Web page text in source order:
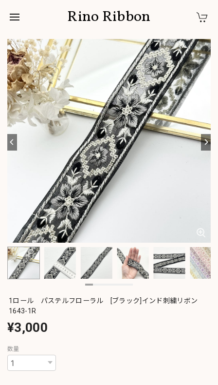
Rino Ribbon
1ロール パステルフローラル [ブラック]インド刺繍リボン
1643-1R
¥3,000
数量